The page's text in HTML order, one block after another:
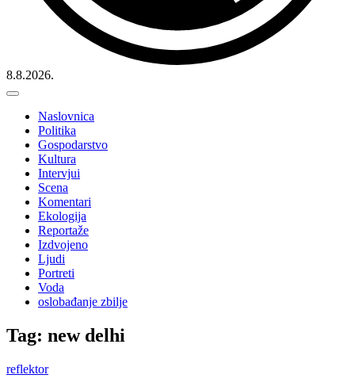
8.8.2026.
Naslovnica
Politika
Gospodarstvo
Kultura
Intervjui
Scena
Komentari
Ekologija
Reportaže
Izdvojeno
Ljudi
Portreti
Voda
oslobađanje zbilje
Tag: new delhi
reflektor